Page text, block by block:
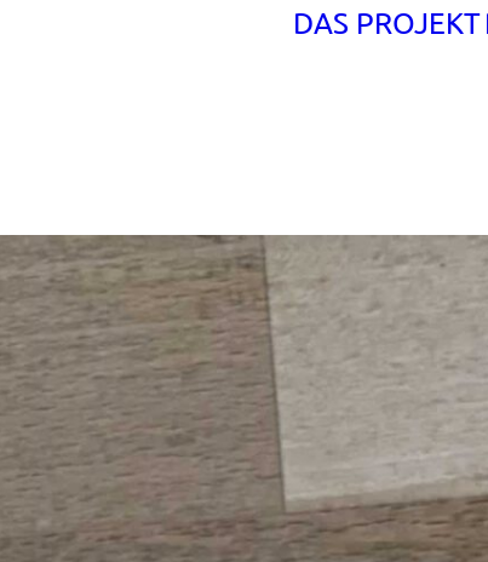
DAS PROJEKT